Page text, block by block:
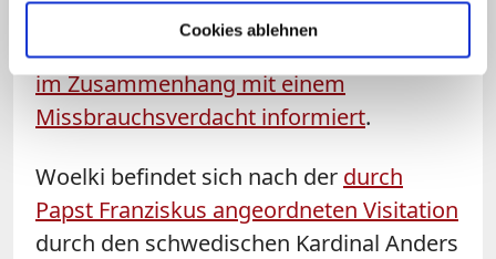
Cookies ablehnen
Anfang Dezember 2020 über eine
mutmaßliche Pflichtverletzung Woelkis
im Zusammenhang mit einem
Missbrauchsverdacht informiert.
Woelki befindet sich nach der durch
Papst Franziskus angeordneten Visitation
durch den schwedischen Kardinal Anders